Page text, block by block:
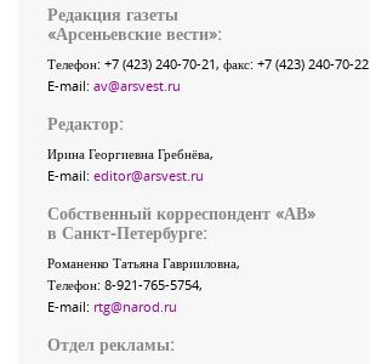
Редакция газеты
«Арсеньевские вести»:
Телефон: +7 (423) 240-70-21, факс: +7 (423) 240-70-22
E-mail: av@arsvest.ru
Редактор:
Ирина Георгиевна Гребнёва,
E-mail: editor@arsvest.ru
Собственный корреспондент «АВ»
в Санкт-Петербурге:
Романенко Татьяна Гаврииловна,
Телефон: 8-921-765-5754,
E-mail: rtg@narod.ru
Отдел рекламы: